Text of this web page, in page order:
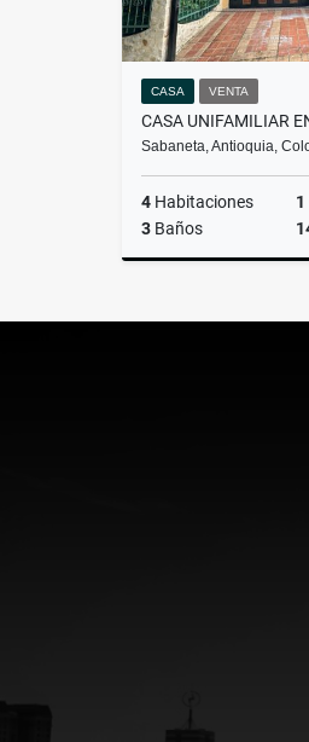
CASA VENTA
Sabaneta, Antioquia,
4 Habitaciones 1
3 Baños
$1.150.000.000